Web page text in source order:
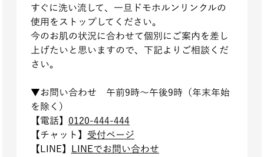
すぐに洗い流して、一旦ドモホルンリンクルの
使用をストップしてください。
今のお肌の状況に合わせて個別にご案内を差し
上げたいと思いますので、下記よりご相談くだ
さい。
▼お問い合わせ 午前9時～午後9時（年末年始
を除く）
【電話】 0120-444-444
【チ ャット】 受付ページ
【LI
NE】
INEでお問い合わせ